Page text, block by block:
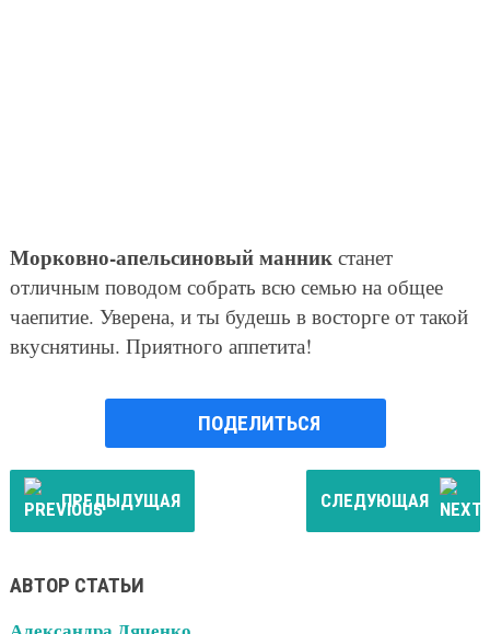
Морковно-апельсиновый манникстанет
отличным поводом собрать всю семью на общее
чаепитие. Уверена, и ты будешь в восторге от такой
вкуснятины. Приятного аппетита!
ПОДЕЛИТЬСЯ
ПРЕДЫДУЩАЯ СЛЕДУЮЩАЯ
АВТОР СТАТЬИ